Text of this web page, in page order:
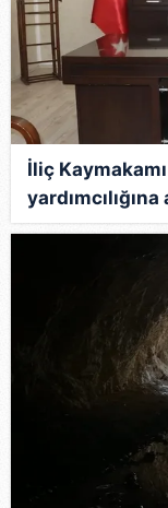
İliç
yardımcılığına